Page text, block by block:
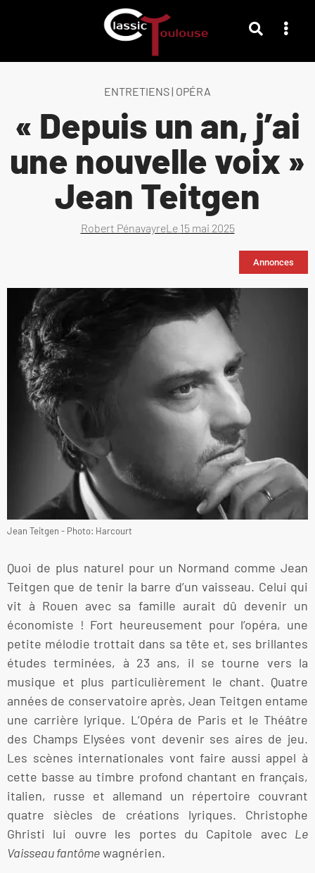
ENTRETIENS| OPÉRA
« Depuis un an, j’ai
une nouvelle voix »
Jean Teitgen
Robert PénavayreLe 15 mai 2025
Annonces
Jean Teitgen - Photo: Harcourt
Quoi de plus naturel pour un Normand comme Jean
Teitgen que de tenir la barre d’un vaisseau. Celui qui
vit à Rouen avec sa famille aurait dû devenir un
économiste ! Fort heureusement pour l’opéra, une
petite mélodie trottait dans sa tête et, ses brillantes
études terminées, à 23 ans, il se tourne vers la
musique et plus particulièrement le chant. Quatre
années de conservatoire après, Jean Teitgen entame
une carrière lyrique. L’Opéra de Paris et le Théâtre
des Champs Elysées vont devenir ses aires de jeu.
Les scènes internationales vont faire aussi appel à
cette basse au timbre profond chantant en français,
italien, russe et allemand un répertoire couvrant
quatre siècles de créations lyriques. Christophe
Ghristi lui ouvre les portes du Capitole avec Le
Vaisseau fantômewagnérien.